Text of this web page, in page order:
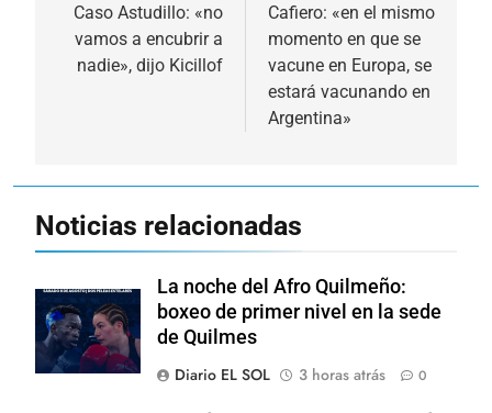
de
entradas
Caso Astudillo: «no
vamos a encubrir a
nadie», dijo Kicillof
Cafiero: «en el mismo
momento en que se
vacune en Europa, se
estará vacunando en
Argentina»
Noticias relacionadas
La noche del Afro Quilmeño:
boxeo de primer nivel en la sede
de Quilmes
Diario EL SOL
3 horas atrás 0